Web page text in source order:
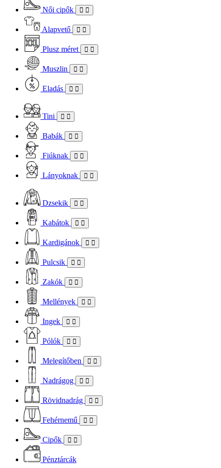
Női cipők
Alapvető
Plusz méret
Muszlin
Eladás
Tini
Babák
Fiúknak
Lányoknak
Dzsekik
Kabátok
Kardigánok
Pulcsik
Zakók
Mellények
Ingek
Pólók
Melegítőben
Nadrágog
Rövidnadrág
Fehérnemű
Cipők
Pénztárcák